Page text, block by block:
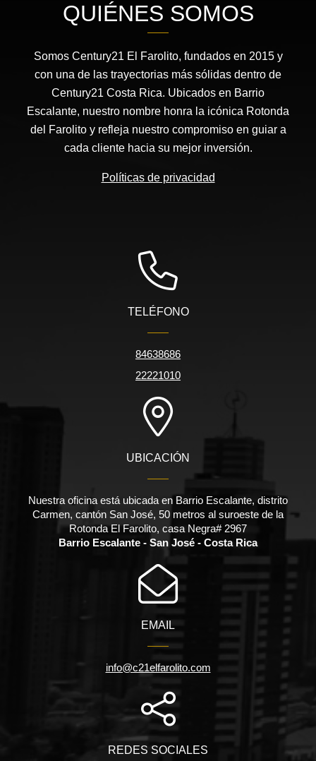
QUIÉNES SOMOS
Somos Century21 El Farolito, fundados en 2015 y
con una de las trayectorias más sólidas dentro de
Century21 Costa Rica. Ubicados en Barrio
Escalante, nuestro nombre honra la icónica Rotonda
del Farolito y refleja nuestro compromiso en guiar a
cada cliente hacia su mejor inversión.
Políticas de privacidad
TELÉFONO
84638686
22221010
UBICACIÓN
Nuestra oficina está ubicada en Barrio Escalante, distrito
Carmen, cantón San José, 50 metros al suroeste de la
Rotonda El Farolito, casa Negra# 2967
Barrio Escalante - San José - Costa Rica
EMAIL
info@c21elfarolito.com
REDES SOCIALES